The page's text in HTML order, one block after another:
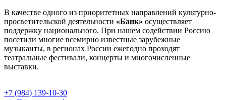
В качестве одного из приоритетных направлений культурно-
просветительской деятельности «Банк» осуществляет
поддержку национального. При нашем содействии Россию
посетили многие всемирно известные зарубежные
музыканты, в регионах России ежегодно проходят
театральные фестивали, концерты и многочисленные
выставки.
+7 (984) 139-10-30